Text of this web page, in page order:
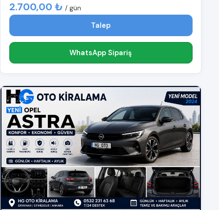
2.700,00 ₺ / gün
Talep
WhatsApp Sipariş